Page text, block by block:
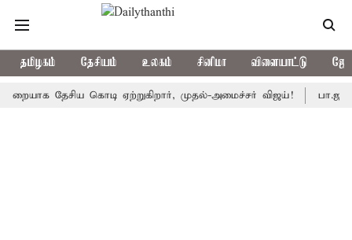
தமிழகம் தேசியம் உலகம் சினிமா விளையாட்டு
தேசிய கொடி ஏற்றுகிறார், முதல்-அமைச்சர் விஜய்! பா.ஜ.க.வை